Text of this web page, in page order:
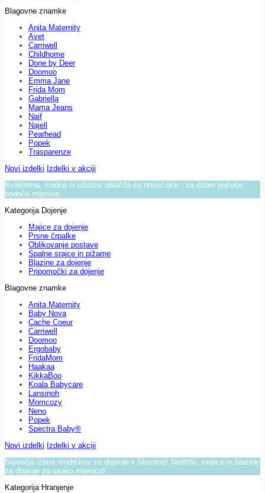
Blagovne znamke
Anita Maternity
Avet
Carriwell
Childhome
Done by Deer
Doomoo
Emma Jane
Frida Mom
Gabriella
Mama Jeans
Naif
Najell
Pearhead
Popek
Trasparenze
Novi izdelki Izdelki v akciji
Kvalitetna, modna in udobna oblačila za nosečnice - za dobro počutje
bodoče mamice.
Kategorija Dojenje
Majice za dojenje
Prsne črpalke
Oblikovanje postave
Spalne srajce in pižame
Blazine za dojenje
Pripomočki za dojenje
Blagovne znamke
Anita Maternity
Baby Nova
Cache Coeur
Carriwell
Doomoo
Ergobaby
FridaMom
Haakaa
KikkaBoo
Koala Babycare
Lansinoh
Momcozy
Neno
Popek
Spectra Baby®
Novi izdelki Izdelki v akciji
Največja izbira modrčkov za dojenje v Sloveniji! Nedrčki, majice in blazine
za dojenje za vsako mamico!
Kategorija Hranjenje